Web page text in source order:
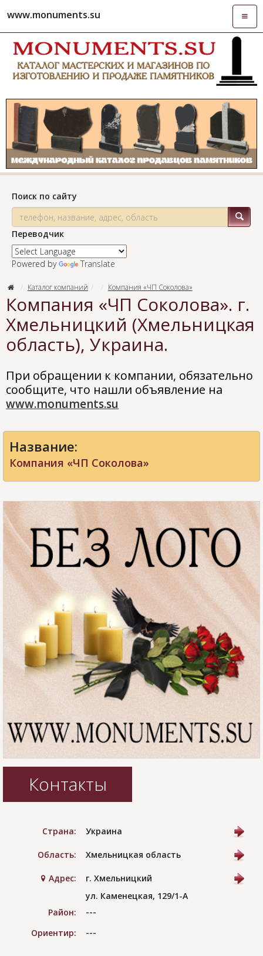
www.monuments.su
Поиск по сайту
Переводчик
Powered by Translate
Каталог компаний Компания «ЧП Соколова»
Компания «ЧП Соколова». г.
Хмельницкий (Хмельницкая
область), Украина.
При обращении к компании, обязательно
сообщите, что нашли объявление на
www.monuments.su
Название:
Компания «ЧП Соколова»
Контакты
Страна: Украина
Область: Хмельницкая область
Адрес:
г. Хмельницкий
ул. Каменецкая, 129/1-А
Район:
---
Ориентир:
---